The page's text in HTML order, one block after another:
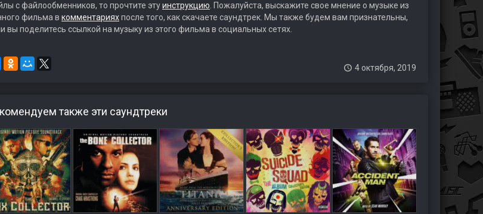
с файлообменников, то прочтите этуинструкцию . Пожалуйста, выскажите свое мнение о музыке из
фильма в комментарияхпосле того, как скачаете саундтрек. Мы также будем вам признательны,
вы поделитесь ссылкой на музыку из этого фильма в социальных сетях.
4 октября, 2019
также эти саундтреки